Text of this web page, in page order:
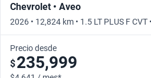
Chevrolet • Aveo
2026 • 12,824 km • 1.5 LT PLUS F
Precio desde
$235,999